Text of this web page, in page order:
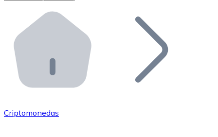
Bitnovo ATM
Integra un ATM Bitnovo en tu negocio y permite que
Bitnovo API
Integra nuestra API en tu ecosistema.
Únete a nuestra red de distribuidores.
Criptomonedas